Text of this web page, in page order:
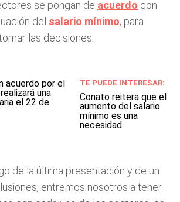
se pongan de acuerdo con
del salario mínimo, para
las decisiones.
TE PUEDE INTERESAR:
Conato reitera que el
aumento del salario
mínimo es una
necesidad
de la última presentación y de un
entremos nosotros a tener